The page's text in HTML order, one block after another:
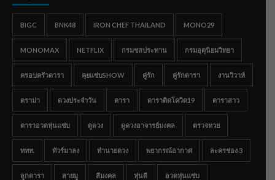
BIGC BNK48 IRON CHEF THAILAND MONO29
MONOMAX NETFLIX กรมชลประทาน กรมอุตุนิยมวิทยา
ครอบครัวดารา คุยแซ่บSHOW คู่รัก คู่รักดารา งานวิวาห์
ดราม่า ดวงประจำวัน ดารา ดาราติดโควิด19 ดาราสาว
ดาราอวดหุ่นแซ่บ ดูดวง ดูดวงอาจารย์มงคล ตรวจหวย
ททท. ทัวร์มาลง ทำนายดวง พยากรณ์อากาศ ละครช่อง 3
ลูกดารา สายมู สีมงคล หุ่นดี อวดหุ่นแซ่บ